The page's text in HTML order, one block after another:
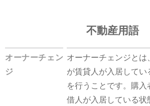
不動産用語
オーナーチェン
ジ
オーナーチェンジと
が賃貸人が入居して
を行うことです。購
借人が入居している状